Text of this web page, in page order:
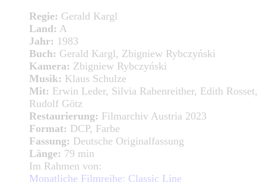
Regie: Gerald Kargl
Land: A
Jahr: 1983
Buch: Gerald Kargl, Zbigniew Rybczyński
Kamera: Zbigniew Rybczyński
Musik: Klaus Schulze
Mit: Erwin Leder, Silvia Rabenreither, Edith Rosset,
Rudolf Götz
Restaurierung: Filmarchiv Austria 2023
Format: DCP, Farbe
Fassung: Deutsche Originalfassung
Länge: 79 min
Im Rahmen von:
Monatliche Filmreihe: Classic Line